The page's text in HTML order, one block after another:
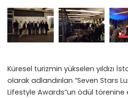
Küresel turizmin yükselen yıldızı
olarak adlandırılan “Seven Stars
Lifestyle Awards”un ödül törenine